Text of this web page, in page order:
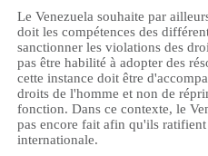
Le Venezuela souhaite par
doit les compétences des
sanctionner les violations des
pas être habilité à adopter des
cette instance doit être
droits de l'homme et non de
fonction. Dans ce contexte, le
pas encore fait afin qu'ils
internationale.